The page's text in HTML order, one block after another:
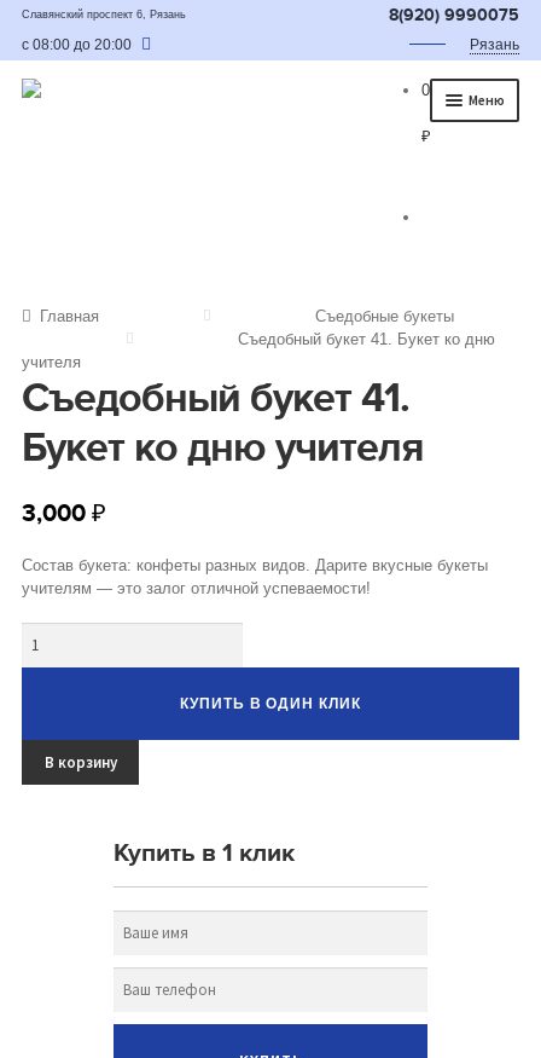
Славянский проспект 6, Рязань
с 08:00 до 20:00
8(920) 9990075
Рязань
Меню
Букет из фруктов и овощей
Сладкие букеты из конфет
Букеты из сухофруктов и орехов
Букеты из клубники и ягод
Съедобные Корзины
Букеты из раков и рыбы
0
₽
Главная
Съедобные букеты
Съедобный букет 41. Букет ко дню
учителя
Съедобный букет 41.
Букет ко дню учителя
3,000₽
Состав букета: конфеты разных видов. Дарите вкусные букеты
учителям — это залог отличной успеваемости!
КУПИТЬ В ОДИН КЛИК
В корзину
Купить в 1 клик